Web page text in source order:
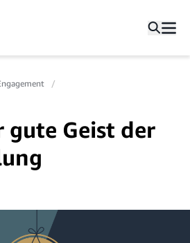
gute Geist der